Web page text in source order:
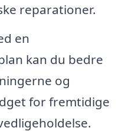
reparationer.
en
kan du bedre
og
for fremtidige